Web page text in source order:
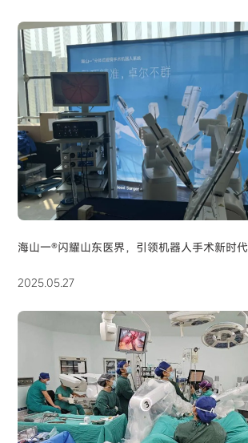
海山一®闪耀山东医界，引领机器人手术新时代
2025.05.27